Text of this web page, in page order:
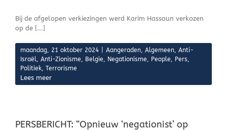
Bij de afgelopen verkiezingen werd Karim Hassoun verkozen
op de [...]
maandag, 21 oktober 2024 Aangeraden, Algemeen, Anti-
Israël, Anti-Zionisme, Belgie, Negationisme, People, Pers,
Politiek, Terrorisme
Lees meer
PERSBERICHT: “Opnieuw ‘negationist’ op